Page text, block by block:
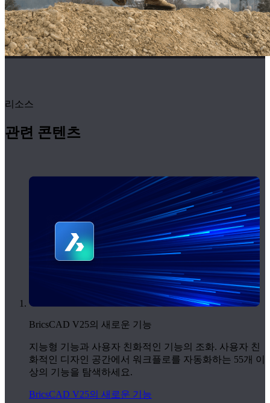
리소스
관련 콘텐츠
BricsCAD V25의 새로운 기능
지능형 기능과 사용자 친화적인 기능의 조화. 사용자 친
화적인 디자인 공간에서 워크플로를 자동화하는 55개 이
상의 기능을 탐색하세요.
BricsCAD V25의 새로운 기능